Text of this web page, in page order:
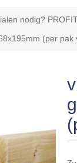
nodig?
(per pak